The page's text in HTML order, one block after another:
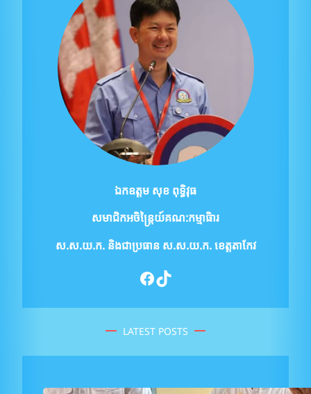
ឯកឧត្ដម សុខ ពុទ្ធិវុធ
សមាជិកអចិន្ត្រៃយ៍គណ:កម្មាធិារ
ស.ស.យ.ក. និងជាប្រធាន ស.ស.យ.ក. ខេត្តតាកែវ
Facebook TikTok
LATEST POSTS